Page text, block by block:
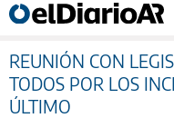
REUNIÓN CON
TODOS POR LOS
ÚLTIMO